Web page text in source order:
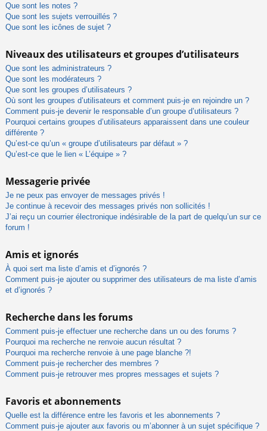
Que sont les notes ?
Que sont les sujets verrouillés ?
Que sont les icônes de sujet ?
Niveaux des utilisateurs et groupes d’utilisateurs
Que sont les administrateurs ?
Que sont les modérateurs ?
Que sont les groupes d’utilisateurs ?
Où sont les groupes d’utilisateurs et comment puis-je en rejoindre un ?
Comment puis-je devenir le responsable d’un groupe d’utilisateurs ?
Pourquoi certains groupes d’utilisateurs apparaissent dans une couleur
différente ?
Qu’est-ce qu’un « groupe d’utilisateurs par défaut » ?
Qu’est-ce que le lien « L’équipe » ?
Messagerie privée
Je ne peux pas envoyer de messages privés !
Je continue à recevoir des messages privés non sollicités !
J’ai reçu un courrier électronique indésirable de la part de quelqu’un sur ce
forum !
Amis et ignorés
À quoi sert ma liste d’amis et d’ignorés ?
Comment puis-je ajouter ou supprimer des utilisateurs de ma liste d’amis
et d’ignorés ?
Recherche dans les forums
Comment puis-je effectuer une recherche dans un ou des forums ?
Pourquoi ma recherche ne renvoie aucun résultat ?
Pourquoi ma recherche renvoie à une page blanche ?!
Comment puis-je rechercher des membres ?
Comment puis-je retrouver mes propres messages et sujets ?
Favoris et abonnements
Quelle est la différence entre les favoris et les abonnements ?
Comment puis-je ajouter aux favoris ou m’abonner à un sujet spécifique ?